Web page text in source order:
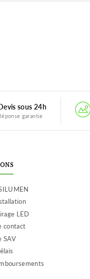
sous 24h
garantie
LED
contact
SAV